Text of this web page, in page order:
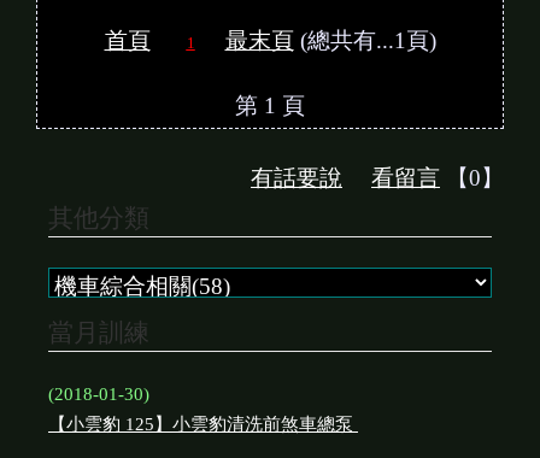
首頁 1 最末頁(總共有...1頁)
第 1 頁
有話要說 看留言 【0】
其他分類
當月訓練
(2018-01-30)
【小雲豹 125】小雲豹清洗前煞車總泵